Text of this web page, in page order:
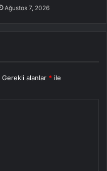
Ağustos 7, 2026
Gerekli alanlar * ile